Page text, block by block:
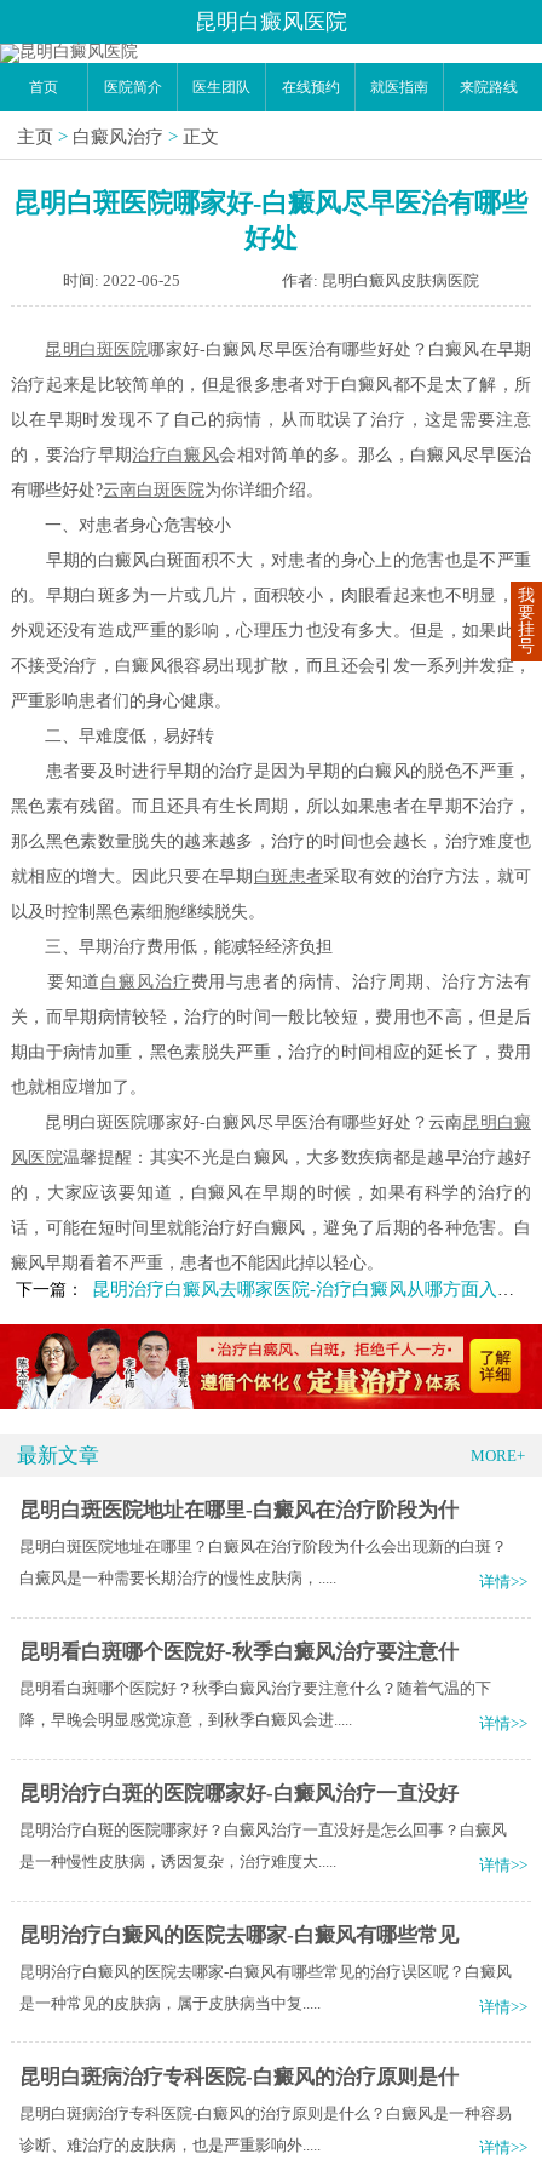
昆明白癜风医院
首页 医院简介 医生团队 在线预约 就医指南 来院路线
主页 > 白癜风治疗 > 正文
昆明白斑医院哪家好-白癜风尽早医治有哪些
好处
时间: 2022-06-25 作者: 昆明白癜风皮肤病医院
昆明白斑医院哪家好-白癜风尽早医治有哪些好处？白癜风在早期
治疗起来是比较简单的，但是很多患者对于白癜风都不是太了解，所
以在早期时发现不了自己的病情，从而耽误了治疗，这是需要注意
的，要治疗早期治疗白癜风会相对简单的多。那么，白癜风尽早医治
有哪些好处?云南白斑医院为你详细介绍。
一、对患者身心危害较小
早期的白癜风白斑面积不大，对患者的身心上的危害也是不严重
的。早期白斑多为一片或几片，面积较小，肉眼看起来也不明显，对
外观还没有造成严重的影响，心理压力也没有多大。但是，如果此时
不接受治疗，白癜风很容易出现扩散，而且还会引发一系列并发症，
严重影响患者们的身心健康。
二、早难度低，易好转
患者要及时进行早期的治疗是因为早期的白癜风的脱色不严重，
黑色素有残留。而且还具有生长周期，所以如果患者在早期不治疗，
那么黑色素数量脱失的越来越多，治疗的时间也会越长，治疗难度也
就相应的增大。因此只要在早期 白斑患者采取有效的治疗方法，就可
以及时控制黑色素细胞继续脱失。
三、早期治疗费用低，能减轻经济负担
要知道 白癜风治疗 费用与患者的病情、治疗周期、治疗方法有
关，而早期病情较轻，治疗的时间一般比较短，费用也不高，但是后
期由于病情加重，黑色素脱失严重，治疗的时间相应的延长了，费用
也就相应增加了。
昆明白斑医院哪家好-白癜风尽早医治有哪些好处？云南昆明白癜
风医院温馨提醒：其实不光是白癜风，大多数疾病都是越早治疗越好
的，大家应该要知道，白癜风在早期的时候，如果有科学的治疗的
话，可能在短时间里就能治疗好白癜风，避免了后期的各种危害。白
癜风早期看着不严重，患者也不能因此掉以轻心。
下一篇：
昆明治疗白癜风去哪家医院-治疗白癜风从哪方面入手更好
最新文章 MORE+
昆明白斑医院地址在哪里-白癜风在治疗阶段为什
昆明白斑医院地址在哪里？白癜风在治疗阶段为什么会出现新的白斑？
白癜风是一种需要长期治疗的慢性皮肤病，.....
详情>>
昆明看白斑哪个医院好-秋季白癜风治疗要注意什
昆明看白斑哪个医院好？秋季白癜风治疗要注意什么？随着气温的下
降，早晚会明显感觉凉意，到秋季白癜风会进.....
详情>>
昆明治疗白斑的医院哪家好-白癜风治疗一直没好
昆明治疗白斑的医院哪家好？白癜风治疗一直没好是怎么回事？白癜风
是一种慢性皮肤病，诱因复杂，治疗难度大.....
详情>>
昆明治疗白癜风的医院去哪家-白癜风有哪些常见
昆明治疗白癜风的医院去哪家-白癜风有哪些常见的治疗误区呢？白癜风
是一种常见的皮肤病，属于皮肤病当中复.....
详情>>
昆明白斑病治疗专科医院-白癜风的治疗原则是什
昆明白斑病治疗专科医院-白癜风的治疗原则是什么？白癜风是一种容易
诊断、难治疗的皮肤病，也是严重影响外.....
详情>>
我
要
挂
号